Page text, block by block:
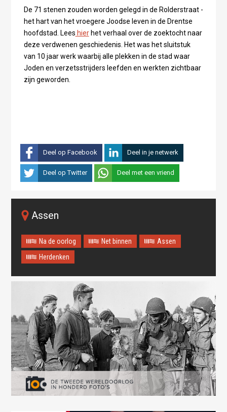
De 71 stenen zouden worden gelegd in de Rolderstraat -
het hart van het vroegere Joodse leven in de Drentse
hoofdstad. Lees hierhet verhaal over de zoektocht naar
deze verdwenen geschiedenis. Het was het sluitstuk
van 10 jaar werk waarbij alle plekken in de stad waar
Joden en verzetsstrijders leefden en werkten zichtbaar
zijn geworden.
Deel op Facebook Deel in je netwerk
Deel op Twitter Deel met een vriend
Assen
Na de oorlog Net binnen
Assen
Herdenken